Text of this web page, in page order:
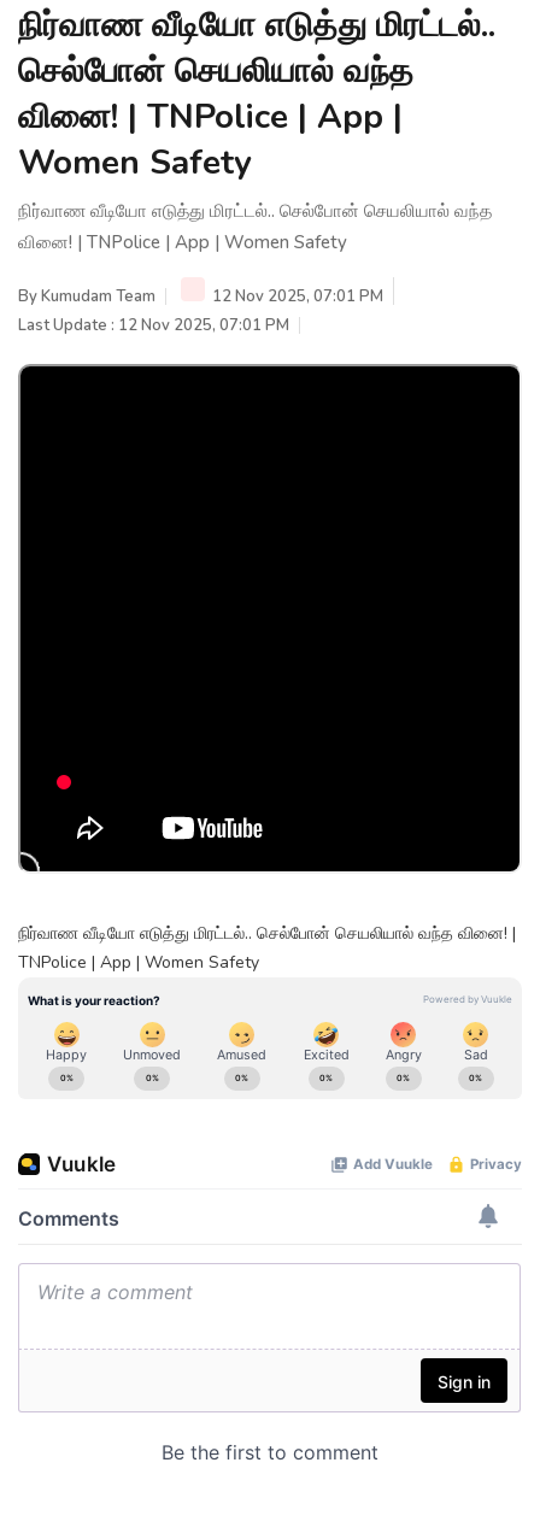
நிர்வாண வீடியோ எடுத்து மிரட்டல்..
செல்போன் செயலியால் வந்த
வினை! | TNPolice | App |
Women Safety
நிர்வாண வீடியோ எடுத்து மிரட்டல்.. செல்போன் செயலியால் வந்த
வினை! | TNPolice | App | Women Safety
ByKumudam Team
12 Nov 2025, 07:01 PM
Last Update : 12 Nov 2025, 07:01 PM
நிர்வாண வீடியோ எடுத்து மிரட்டல்.. செல்போன் செயலியால் வந்த வினை! |
TNPolice | App | Women Safety